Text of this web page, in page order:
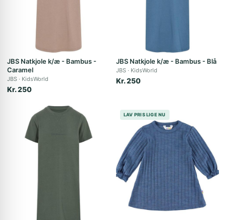
JBS Natkjole k/æ - Bambus -
Caramel
JBS KidsWorld
Kr. 250
JBS Natkjole k/æ - Bambus - Blå
JBS KidsWorld
Kr. 250
LAV PRIS LIGE NU